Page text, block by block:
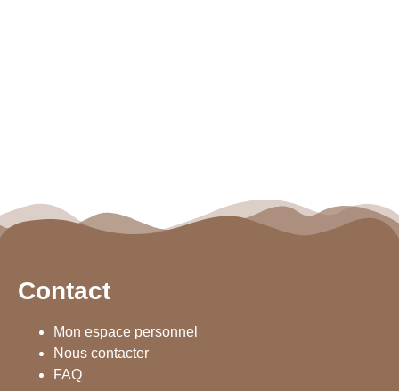
Contact
Mon espace personnel
Nous contacter
FAQ